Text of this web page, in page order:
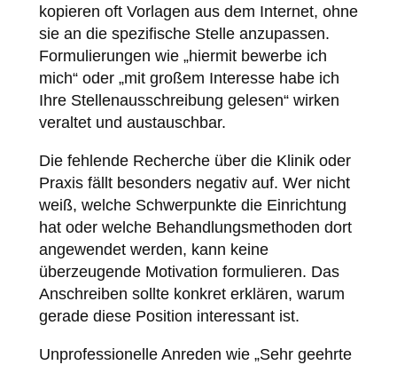
kopieren oft Vorlagen aus dem Internet, ohne
sie an die spezifische Stelle anzupassen.
Formulierungen wie „hiermit bewerbe ich
mich“ oder „mit großem Interesse habe ich
Ihre Stellenausschreibung gelesen“ wirken
veraltet und austauschbar.
Die fehlende Recherche über die Klinik oder
Praxis fällt besonders negativ auf. Wer nicht
weiß, welche Schwerpunkte die Einrichtung
hat oder welche Behandlungsmethoden dort
angewendet werden, kann keine
überzeugende Motivation formulieren. Das
Anschreiben sollte konkret erklären, warum
gerade diese Position interessant ist.
Unprofessionelle Anreden wie „Sehr geehrte